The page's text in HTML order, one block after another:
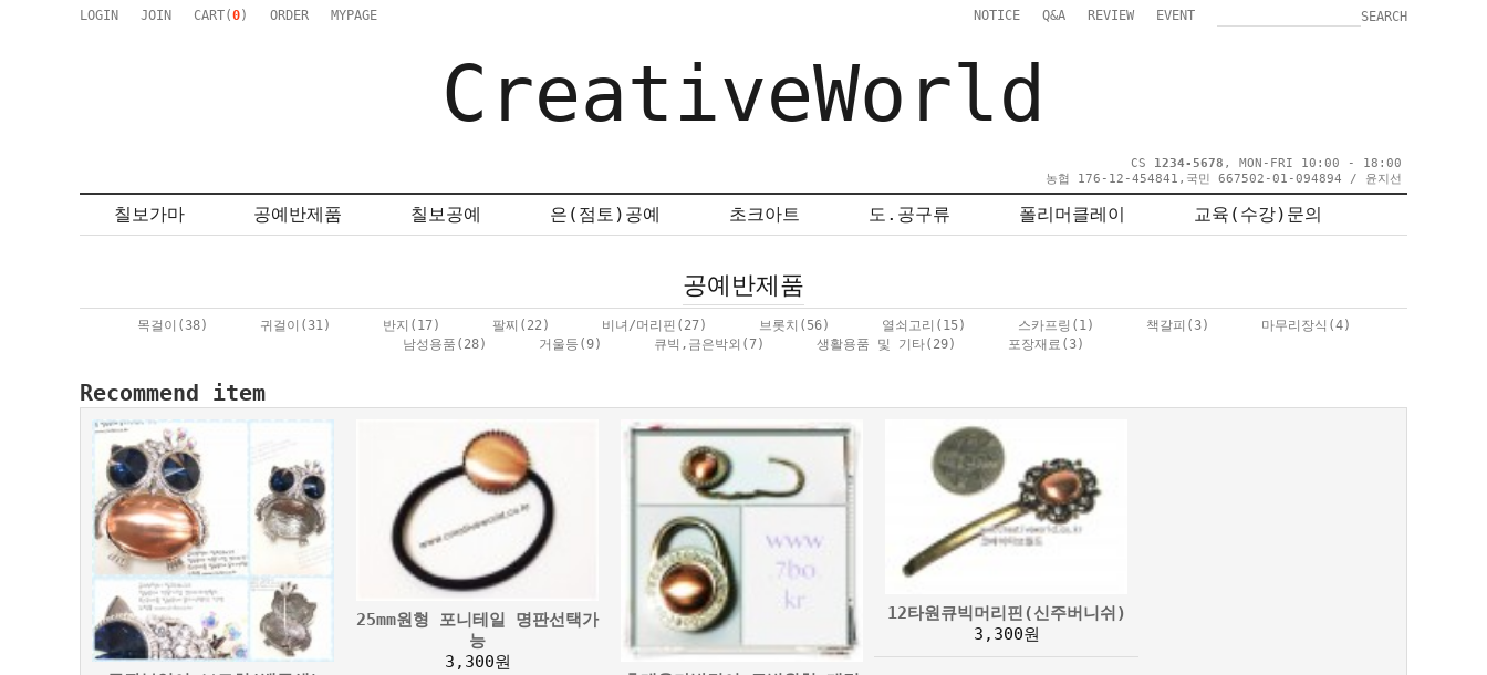
LOGIN JOIN CART(0) ORDER MYPAGE NOTICE Q&A REVIEW EVENT SEARCH
CreativeWorld
CS 1234-5678 , MON-FRI 10:00 - 18:00
농협 176-12-454841,국민 667502-01-094894 / 윤지선
칠보가마 공예반제품 칠보공예 은(점토)공예 초크아트 도.공구류 폴리머클레이 교육(수강)문의
공예반제품
목걸이 (38) 귀걸이 (31) 반지 (17) 팔찌 (22) 비녀/머리핀 (27) 브롯치 (56) 열쇠고리 (15) 스카프링 (1) 책갈피 (3) 마무리장식 (4)
남성용품 (28) 거울등 (9) 큐빅,금은박외 (7) 생활용품 및 기타(29) 포장재료 (3)
Recommend item
25mm원형 포니테일 명판선택가
능
3,300원
12타원큐빅머리핀(신주버니쉬)
3,300원